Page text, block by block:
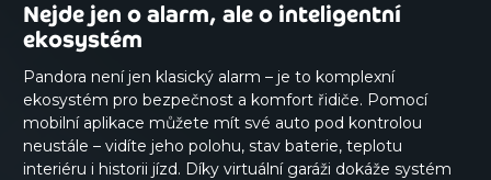
Nejde jen o alarm, ale o inteligentní
ekosystém
Pandora není jen klasický alarm – je to komplexní
ekosystém pro bezpečnost a komfort řidiče. Pomocí
mobilní aplikace můžete mít své auto pod kontrolou
neustále – vidíte jeho polohu, stav baterie, teplotu
interiéru i historii jízd. Díky virtuální garáži dokáže systém